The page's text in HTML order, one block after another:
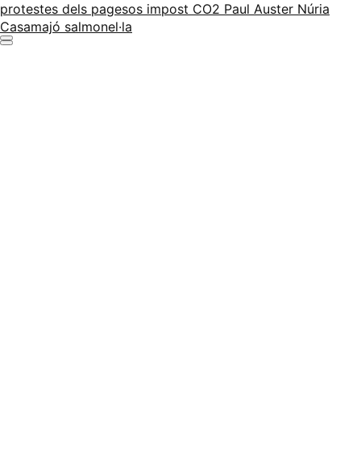
protestes dels pagesos impost CO2 Paul Auster Núria
Casamajó salmonel·la